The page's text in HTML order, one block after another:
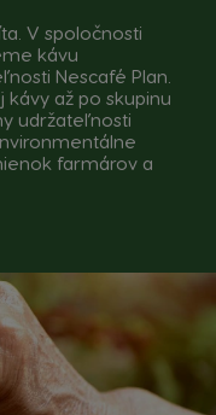
V spoločnosti
kávu
Nescafé Plan.
až po skupinu
udržateľnosti
farmárov a